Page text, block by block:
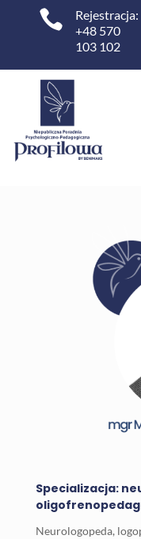

Rejestracja:
+48 570
103 102
Specializacja:
Neurologopeda,